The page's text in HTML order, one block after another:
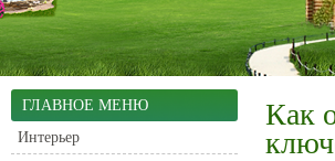
ГЛАВНОЕ МЕНЮ
Интерьер
Как